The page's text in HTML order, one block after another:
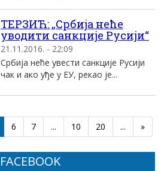
ТЕРЗИЋ: „Србија неће
уводити санкције Русији“
21.11.2016. - 22:09
Србија неће увести санкције Русији
чак и ако уђе у ЕУ, рекао је...
6 7 ... 10 20 ... »
FACEBOOK